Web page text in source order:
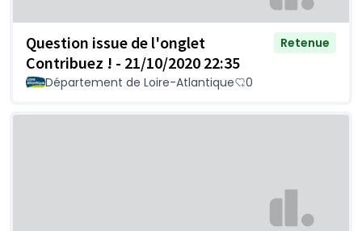
Question issue de l'onglet
Contribuez ! - 21/10/2020 22:35
Retenue
Département de Loire-Atlantique 0